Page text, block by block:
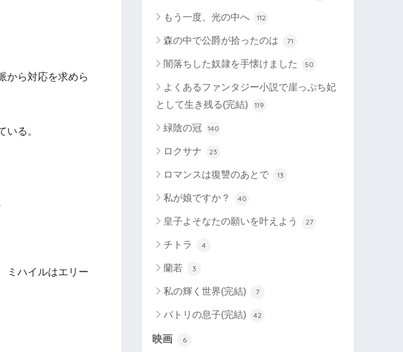
から対応を求めら
る。
ミハイルはエリー
もう一度、光の中へ 112
森の中で公爵が拾ったのは 71
闇落ちした奴隷を手懐けました 50
よくあるファンタジー小説で崖っぷち妃
として生き残る(完結)
119
緑陰の冠 140
ロクサナ 23
ロマンスは復讐のあとで 13
私が娘ですか？ 40
皇子よそなたの願いを叶えよう 27
チトラ 4
蘭若 3
私の輝く世界(完結) 7
バトリの息子(完結) 42
映画 6